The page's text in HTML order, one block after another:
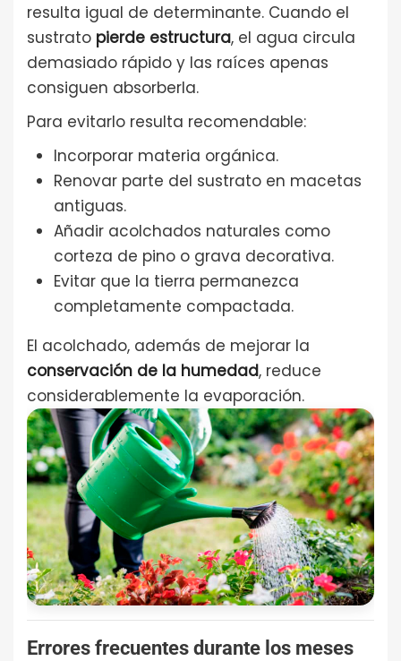
resulta igual de determinante. Cuando el
sustrato pierde estructura, el agua circula
demasiado rápido y las raíces apenas
consiguen absorberla.
Para evitarlo resulta recomendable:
Incorporar materia orgánica.
Renovar parte del sustrato en macetas
antiguas.
Añadir acolchados naturales como
corteza de pino o grava decorativa.
Evitar que la tierra permanezca
completamente compactada.
El acolchado, además de mejorar la
conservación de la humedad, reduce
considerablemente la evaporación.
Errores frecuentes durante los meses